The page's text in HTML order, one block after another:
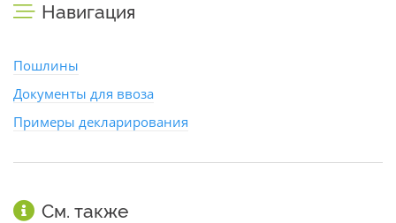
Навигация
Пошлины
Документы для ввоза
Примеры декларирования
См. также